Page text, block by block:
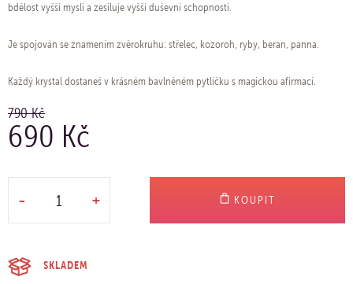
bdělost vyšší mysli a zesiluje vyšší duševní schopnosti.
Je spojován se znamením zvěrokruhu: střelec, kozoroh, ryby, beran, panna.
Každý krystal dostaneš v krásném bavlněném pytlíčku s magickou afirmací.
790 Kč
690 Kč
- + KOUPIT
SKLADEM